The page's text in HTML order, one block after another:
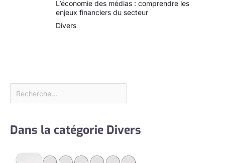
de ce ventilateur de
refroidissement en fait un
le bureau et la maison,
L’économie des médias : comprendre les
enjeux financiers du secteur
Divers
Dans la catégorie Divers